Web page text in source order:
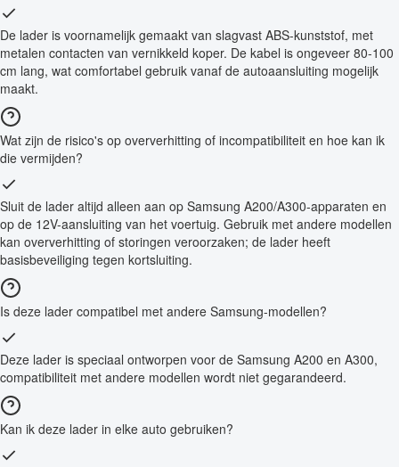
De lader is voornamelijk gemaakt van slagvast ABS-kunststof, met
metalen contacten van vernikkeld koper. De kabel is ongeveer 80-100
cm lang, wat comfortabel gebruik vanaf de autoaansluiting mogelijk
maakt.
Wat zijn de risico's op oververhitting of incompatibiliteit en hoe kan ik
die vermijden?
Sluit de lader altijd alleen aan op Samsung A200/A300-apparaten en
op de 12V-aansluiting van het voertuig. Gebruik met andere modellen
kan oververhitting of storingen veroorzaken; de lader heeft
basisbeveiliging tegen kortsluiting.
Is deze lader compatibel met andere Samsung-modellen?
Deze lader is speciaal ontworpen voor de Samsung A200 en A300,
compatibiliteit met andere modellen wordt niet gegarandeerd.
Kan ik deze lader in elke auto gebruiken?